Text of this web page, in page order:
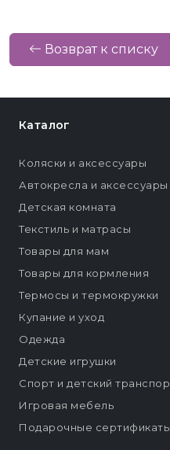
Возврат к списку
Каталог
Коляски и аксессуары
Автокресла и аксессуары
Детская комната
Текстиль и матрасы
Товары для мам
Товары для кормления
Термосы и термокружки
Купание и уход
Одежда
Детские игрушки
Спорт и детский
Игровая мебель
Подарочные сертификаты